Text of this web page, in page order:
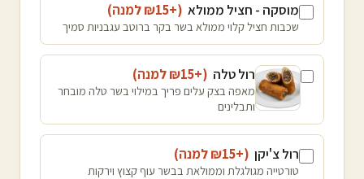
מוסקה - חציל ממולא (+₪
15 למנה)
שכבות חציל קלוי ממולא בשר בקר ברוטב עגבניות סמיך
רול טלה (+₪
15 למנה)
מאפה בצק עלים פריך במילוי בשר טלה מובחר
ותבלינים
רול צ'יקן (+₪
15 למנה)
טורטייה מגולגלת וממולאת בבשר עוף קצוץ וירקות